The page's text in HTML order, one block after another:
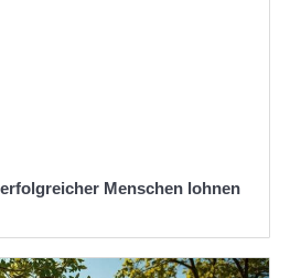
Menschen lohnen